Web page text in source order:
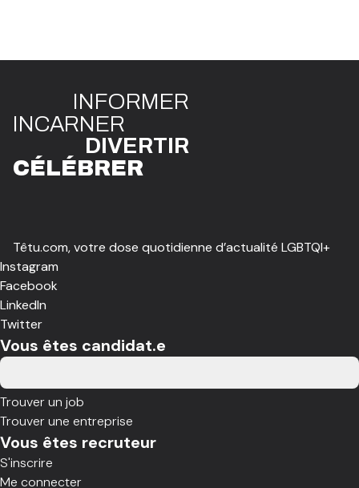
INFORMER
INCARNER
DIVERTIR
CÉLÉBRER
Têtu.com, votre dose quotidienne d’actualité LGBTQI+
Instagram
Facebook
LinkedIn
Twitter
Vous êtes candidat.e
Trouver un job
Trouver une entreprise
Vous êtes recruteur
S'inscrire
Me connecter